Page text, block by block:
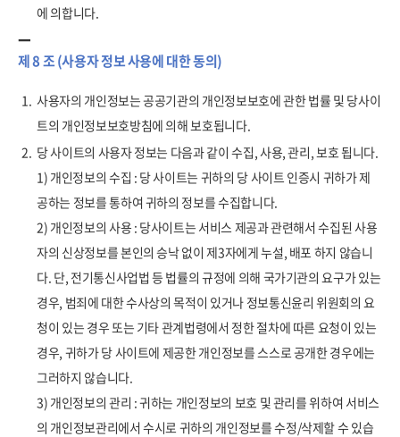
에 의합니다.
제 8 조 (사용자 정보 사용에 대한 동의)
1. 사용자의 개인정보는 공공기관의 개인정보보호에 관한 법률 및 당사이
트의 개인정보보호방침에 의해 보호됩니다.
2. 당 사이트의 사용자 정보는 다음과 같이 수집, 사용, 관리, 보호 됩니다.
1) 개인정보의 수집 : 당 사이트는 귀하의 당 사이트 인증시 귀하가 제
공하는 정보를 통하여 귀하의 정보를 수집합니다.
2) 개인정보의 사용 : 당사이트는 서비스 제공과 관련해서 수집된 사용
자의 신상정보를 본인의 승낙 없이 제3자에게 누설, 배포 하지 않습니
다. 단, 전기통신사업법 등 법률의 규정에 의해 국가기관의 요구가 있는
경우, 범죄에 대한 수사상의 목적이 있거나 정보통신윤리 위원회의 요
청이 있는 경우 또는 기타 관계법령에서 정한 절차에 따른 요청이 있는
경우, 귀하가 당 사이트에 제공한 개인정보를 스스로 공개한 경우에는
그러하지 않습니다.
3) 개인정보의 관리 : 귀하는 개인정보의 보호 및 관리를 위하여 서비스
의 개인정보관리에서 수시로 귀하의 개인정보를 수정/삭제할 수 있습